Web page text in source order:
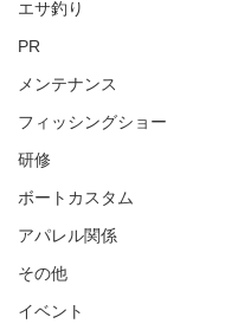
エサ釣り
PR
メンテナンス
フィッシングショー
研修
ボートカスタム
アパレル関係
その他
イベント